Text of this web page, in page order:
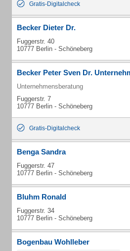
Gratis-Digitalcheck
Becker Dieter Dr.
Fuggerstr. 40
10777 Berlin - Schöneberg
Becker Peter Sven Dr.
Unternehmensberatung
Fuggerstr. 7
10777 Berlin - Schöneberg
Gratis-Digitalcheck
Benga Sandra
Fuggerstr. 47
10777 Berlin - Schöneberg
Bluhm Ronald
Fuggerstr. 34
10777 Berlin - Schöneberg
Bogenbau Wohlleber